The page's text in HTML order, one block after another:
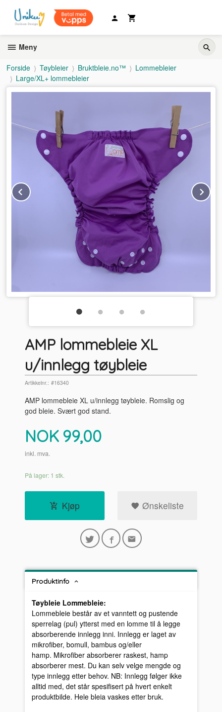
innholdet
Meny
Forside Tøybleier Bruktbleie.no™
Lommebleier
Large/XL+ lommebleier
Prev
AMP lommebleie XL
u/innlegg tøybleie
Artikkelnr.: #16340
AMP lommebleie XL u/innlegg tøybleie. Romslig og
god bleie. Svært god stand.
Pris
NOK 99,00
inkl. mva.
På lager: 1 stk.
Kjøp Ønskeliste
Produktinfo
Tøybleie Lommebleie:
Lommebleie består av et vanntett og pustende
sperrelag (pul) ytterst med en lomme til å legge
absorberende innlegg inni. Innlegg er laget av
mikrofiber, bomull, bambus og/eller
hamp. Mikrofiber absorberer raskest, hamp
absorberer mest. Du kan selv velge mengde og
type innlegg etter behov. NB: Innlegg følger ikke
alltid med, det står spesifisert på hvert enkelt
produktbilde. Hele bleia vaskes etter bruk.